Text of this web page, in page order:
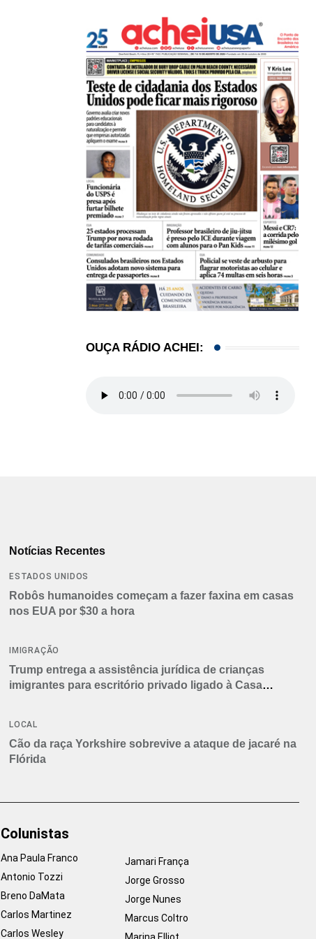
OUÇA RÁDIO ACHEI:
Notícias Recentes
ESTADOS UNIDOS
Robôs humanoides começam a fazer faxina em casas
nos EUA por $30 a hora
IMIGRAÇÃO
Trump entrega a assistência jurídica de crianças
imigrantes para escritório privado ligado à Casa
LOCAL
Cão da raça Yorkshire sobrevive a ataque de jacaré na
Flórida
Colunistas
Ana Paula Franco
Antonio Tozzi
Breno DaMata
Carlos Martinez
Carlos Wesley
Jamari França
Jorge Grosso
Jorge Nunes
Marcus Coltro